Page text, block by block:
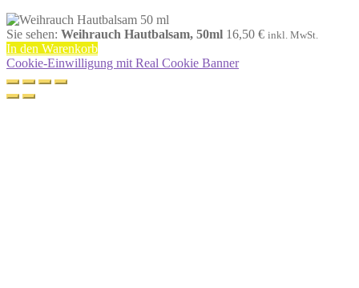
Sie sehen: Weihrauch Hautbalsam, 50ml 16,50 € inkl. MwSt.
In den Warenkorb
Cookie-Einwilligung mit Real Cookie Banner